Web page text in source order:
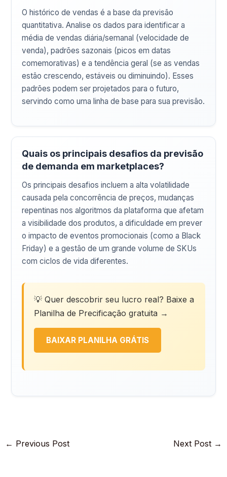
O histórico de vendas é a base da previsão
quantitativa. Analise os dados para identificar a
média de vendas diária/semanal (velocidade de
venda), padrões sazonais (picos em datas
comemorativas) e a tendência geral (se as vendas
estão crescendo, estáveis ou diminuindo). Esses
padrões podem ser projetados para o futuro,
servindo como uma linha de base para sua previsão.
Quais os principais desafios da previsão
de demanda em marketplaces?
Os principais desafios incluem a alta volatilidade
causada pela concorrência de preços, mudanças
repentinas nos algoritmos da plataforma que afetam
a visibilidade dos produtos, a dificuldade em prever
o impacto de eventos promocionais (como a Black
Friday) e a gestão de um grande volume de SKUs
com ciclos de vida diferentes.
💡 Quer descobrir seu lucro real? Baixe a
Planilha de Precificação gratuita →
BAIXAR PLANILHA GRÁTIS
← Previous Post Next Post →